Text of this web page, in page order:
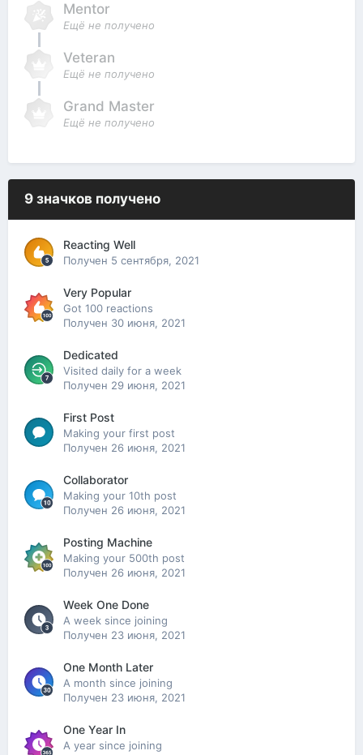
Mentor
Ещё не получено
Veteran
Ещё не получено
Grand Master
Ещё не получено
9 значков получено
Reacting Well
Получен 5 сентября, 2021
Very Popular
Got 100 reactions
Получен 30 июня, 2021
Dedicated
Visited daily for a week
Получен 29 июня, 2021
First Post
Making your first post
Получен 26 июня, 2021
Collaborator
Making your 10th post
Получен 26 июня, 2021
Posting Machine
Making your 500th post
Получен 26 июня, 2021
Week One Done
A week since joining
Получен 23 июня, 2021
One Month Later
A month since joining
Получен 23 июня, 2021
One Year In
A year since joining